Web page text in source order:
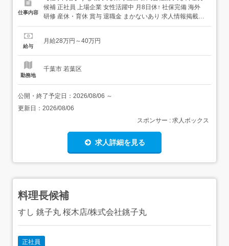
仕事内容
候補 正社員 上場企業 女性活躍中 月8日休↑ 社保完備 海外
研修 産休・育休 賞与 退職金 まかないあり 求人情報掲載期
間:2026/07/16～2026/08/20 求人情報 店舗の特徴 上場企業
寺山町931-1 交 通 千葉都市モノ...
給与
月給28万円～40万円
勤務地
千葉市 若葉区
公開・終了予定日： 2026/08/06 ～
更新日： 2026/08/06
スポンサー : 求人ボックス
求人詳細を見る
料理長候補
すし 銚子丸 桜木店/株式会社銚子丸
正社員